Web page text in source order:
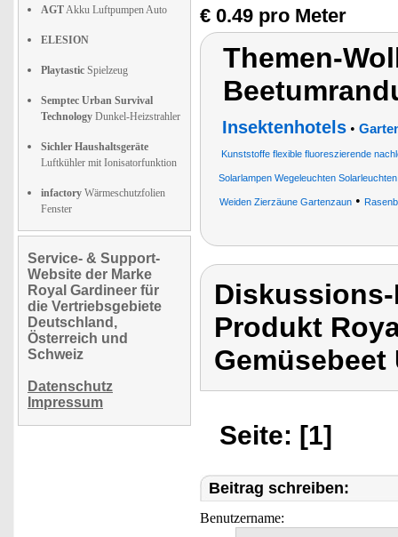
AGTAkku Luftpumpen Auto
ELESION
Playtastic Spielzeug
Semptec Urban Survival
Technology Dunkel-Heizstrahler
Sichler Haushaltsgeräte
Luftkühler mit Ionisatorfunktion
infactory Wärmeschutzfolien
Fenster
Service- & Support-
Website der Marke
Royal Gardineer für
die Vertriebsgebiete
Deutschland,
Österreich und
Schweiz
Datenschutz
Impressum
€ 0.49 pro Meter
Themen-
Insektenhotels•
Kunststoffe flexible fluoreszierende
Solarlampen Wegeleuchten
Weiden Zierzäune Gartenzaun •
Produkt
Seite: [1]
Beitrag schreiben:
Benutzername: